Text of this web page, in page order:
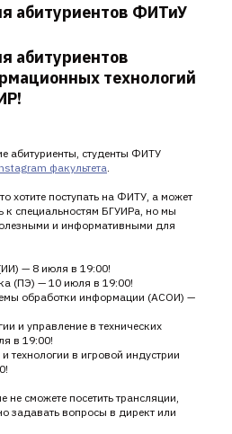
абитуриентов ФИТиУ
абитуриентов
технологий
абитуриенты, студенты ФИТУ
факультета
хотите поступать на ФИТУ, а может
к специальностям БГУИРа, но мы
и информативными для
— 8 июля в 19:00!
(ПЭ) — 10 июля в 19:00!
обработки информации (АСОИ) —
и управление в технических
в 19:00!
технологии в игровой индустрии
сможете посетить трансляции,
задавать вопросы в директ или